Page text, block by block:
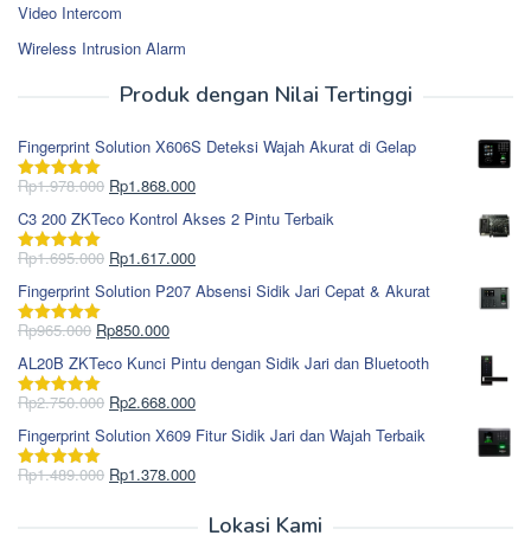
Video Intercom
Wireless Intrusion Alarm
Produk dengan Nilai Tertinggi
Fingerprint Solution X606S Deteksi Wajah Akurat di Gelap
Dinilai5.00
Rp1.978.000 Harga
aslinya
adalah:
Rp1.978.000.
Rp1.868.000Harga
saat
ini
adalah:
C3 200 ZKTeco Kontrol Akses 2 Pintu Terbaik
Dinilai5.00
Rp1.695.000 Harga
aslinya
adalah:
Rp1.695.000.
Rp1.617.000Harga
saat
ini
Fingerprint Solution P207 Absensi Sidik Jari Cepat & Akurat
Dinilai5.00
Rp965.000 Harga
aslinya
adalah:
Rp965.000.
Rp850.000Harga
saat
ini
adalah:
AL20B ZKTeco Kunci Pintu dengan Sidik Jari dan Bluetooth
Dinilai5.00
Rp2.750.000 Harga
aslinya
adalah:
Rp2.750.000.
Rp2.668.000Harga
saat
ini
adalah:
Fingerprint Solution X609 Fitur Sidik Jari dan Wajah Terbaik
Dinilai5.00
Rp1.489.000 Harga
Rp1.378.000Harga
Lokasi Kami